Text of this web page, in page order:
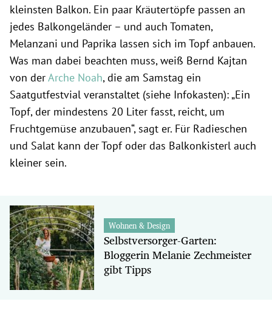
kleinsten Balkon. Ein paar Kräutertöpfe passen an
jedes Balkongeländer – und auch Tomaten,
Melanzani und Paprika lassen sich im Topf anbauen.
Was man dabei beachten muss, weiß Bernd Kajtan
von derArche Noah, die am Samstag ein
Saatgutfestvial veranstaltet (siehe Infokasten): „Ein
Topf, der mindestens 20 Liter fasst, reicht, um
Fruchtgemüse anzubauen“, sagt er. Für Radieschen
und Salat kann der Topf oder das Balkonkisterl auch
kleiner sein.
Wohnen & Design
Selbstversorger-Garten:
Bloggerin Melanie Zechmeister
gibt Tipps